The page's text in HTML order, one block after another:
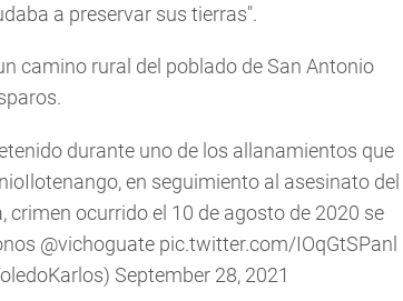
a preservar sus tierras".
camino rural del poblado de San Antonio
durante uno de los allanamientos que
, en seguimiento al asesinato del
ocurrido el 10 de agosto de 2020 se
@vichoguate pic.twitter.com/IOqGtSPanl
September 28, 2021